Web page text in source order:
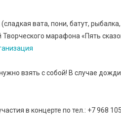
вата, пони, батут,
марафона «Пять
взять с собой! В случае
в концерте по тел.: +7 968